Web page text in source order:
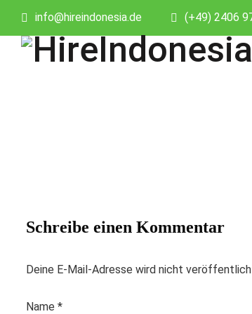
info@hireindonesia.de (+49) 2406
Schreibe einen Kommentar
Deine E-Mail-Adresse wird nicht
Name *